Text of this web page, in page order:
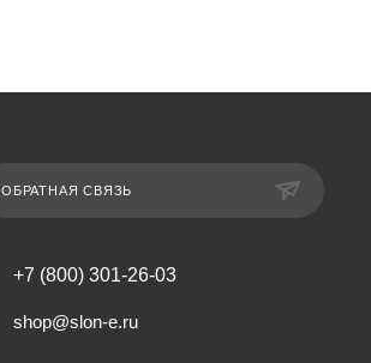
ОБРАТНАЯ СВЯЗЬ
+7 (800) 301-26-03
shop@slon-e.ru